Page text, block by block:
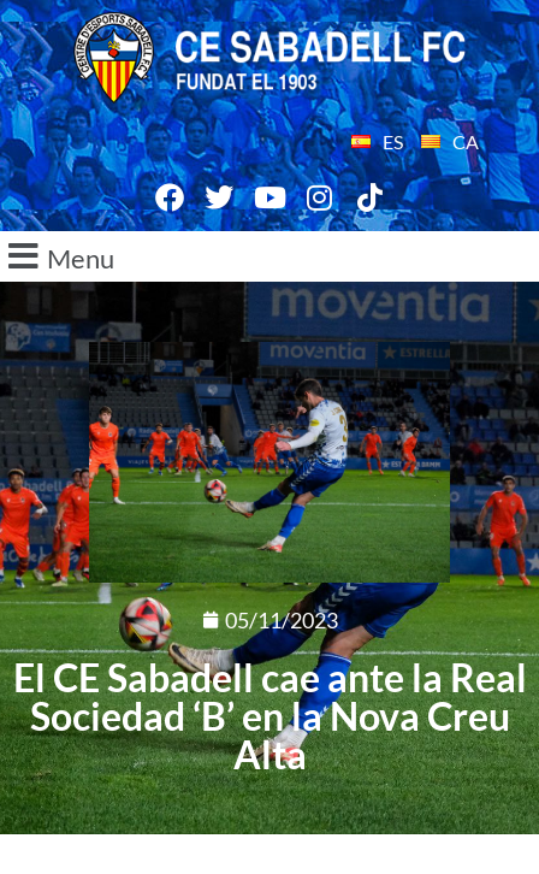
ES CA
Menu
05/11/2023
El CE Sabadell cae ante la Real
Sociedad ‘B’ en la Nova Creu
Alta